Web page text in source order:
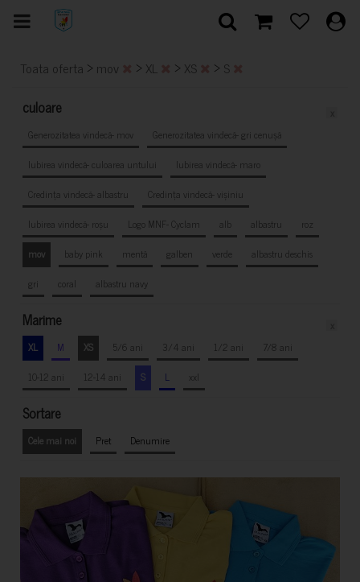
Toata oferta > mov > XL > XS > S
culoare
Generozitatea vindecă- mov
Generozitatea vindecă- gri cenușă
Iubirea vindecă- culoarea untului
Iubirea vindecă- maro
Credința vindecă- albastru
Credința vindecă- vișiniu
Iubirea vindecă- roșu
Logo MNF- Cyclam alb albastru
roz
mov
baby pink mentă galben verde
albastru deschis
gri
coral albastru navy
Marime
XL M XS 5/6 ani 3/4 ani 1/2 ani
7/8 ani
10-12 ani
12-14 ani S L xxl
Sortare
Cele mai noi Pret Denumire